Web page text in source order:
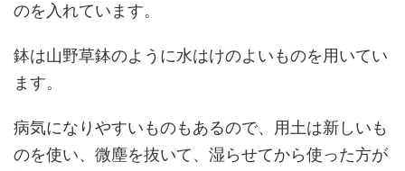
のを入れています。
鉢は山野草鉢のように水はけのよいものを用いてい
ます。
病気になりやすいものもあるので、用土は新しいも
のを使い、微塵を抜いて、湿らせてから使った方が